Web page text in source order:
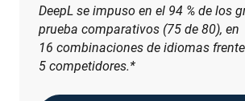
DeepL se impuso en el 94 % de los
prueba comparativos (75 de 80), en
16 combinaciones de idiomas
5 competidores.*